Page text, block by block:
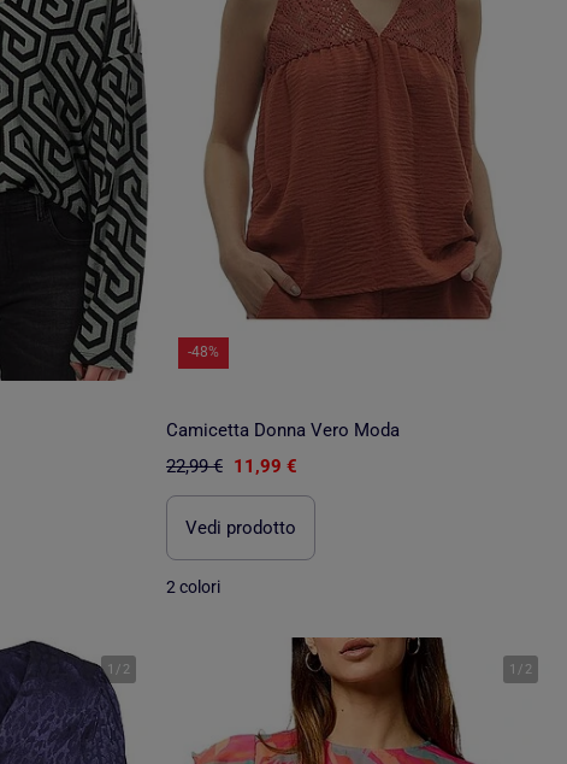
-48%
Camicetta Donna Vero Moda
22,99 € 11,99 €
Vedi prodotto
2 colori
1 / 2 1 / 2